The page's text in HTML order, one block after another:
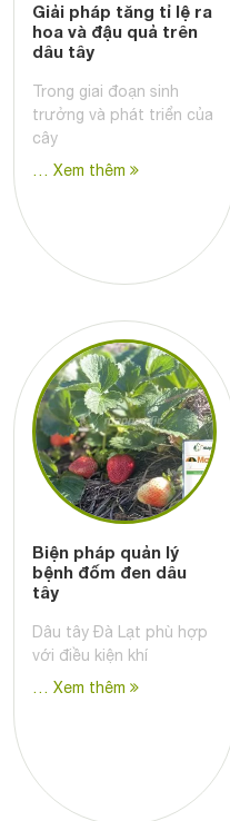
Giải pháp tăng tỉ lệ ra
hoa và đậu quả trên
dâu tây
Trong giai đoạn sinh
trưởng và phát triển của
cây
… Xem thêm
Biện pháp quản lý
bệnh đốm đen dâu
tây
Dâu tây Đà Lạt phù hợp
với điều kiện khí
… Xem thêm